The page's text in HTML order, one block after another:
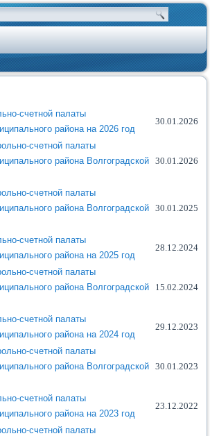
счетной палаты
района на 2026 год
30.01.2026
счетной палаты
района Волгоградской
30.01.2026
счетной палаты
района Волгоградской
30.01.2025
счетной палаты
района на 2025 год
28.12.2024
счетной палаты
района Волгоградской
15.02.2024
счетной палаты
района на 2024 год
29.12.2023
счетной палаты
района Волгоградской
30.01.2023
счетной палаты
района на 2023 год
23.12.2022
счетной палаты